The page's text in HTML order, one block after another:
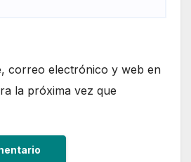
correo electrónico y web en
la próxima vez que